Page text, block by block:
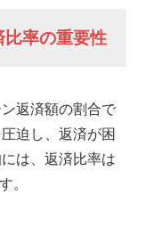
率の重要性
返済額の割合で
迫し、返済が困
は、返済比率は
。